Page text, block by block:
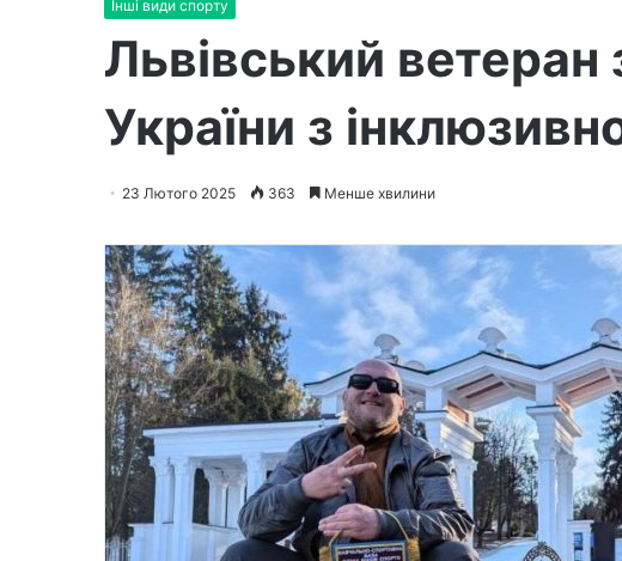
Інші види спорту
Львівський
України з
23 Лютого 2025 363 Менше хвилини